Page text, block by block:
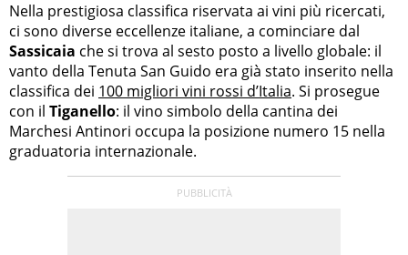
Nella prestigiosa classifica riservata ai vini più ricercati,
ci sono diverse eccellenze italiane, a cominciare dal
Sassicaia che si trova al sesto posto a livello globale: il
vanto della Tenuta San Guido era già stato inserito nella
classifica dei 100 migliori vini rossi d’Italia. Si prosegue
con il Tiganello: il vino simbolo della cantina dei
Marchesi Antinori occupa la posizione numero 15 nella
graduatoria internazionale.